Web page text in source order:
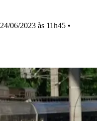
24/06/2023 às 11h45 •